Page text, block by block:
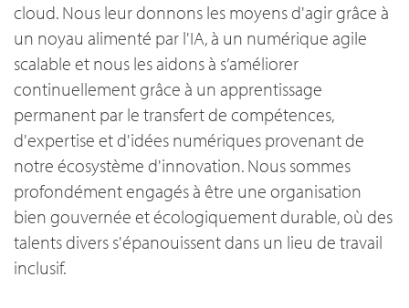
cloud. Nous leur donnons les moyens d'agir grâce à
un noyau alimenté par l'IA, à un numérique agile
scalable et nous les aidons à s’améliorer
continuellement grâce à un apprentissage
permanent par le transfert de compétences,
d'expertise et d'idées numériques provenant de
notre écosystème d'innovation. Nous sommes
profondément engagés à être une organisation
bien gouvernée et écologiquement durable, où des
talents divers s'épanouissent dans un lieu de travail
inclusif.